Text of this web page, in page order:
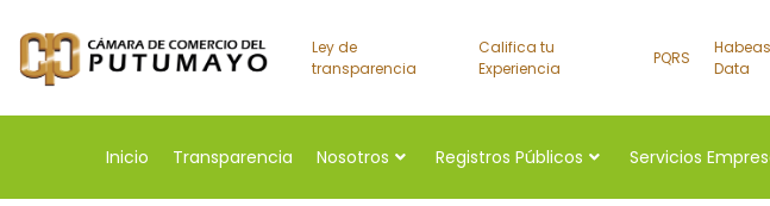
Ley de
transparencia
Califica tu
Experiencia
PQRS
Habeas
Data
Inicio Transparencia Nosotros Registros Públicos Servicios